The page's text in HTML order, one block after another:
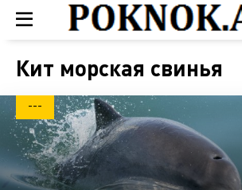
Кит морская свинья
---